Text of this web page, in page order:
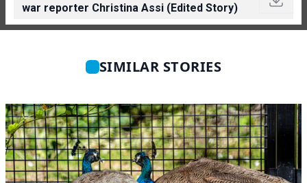
war reporter Christina Assi (Edited Story)
SIMILAR STORIES